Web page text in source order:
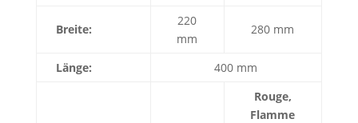
Breite:
220
mm
280 mm
Länge: 400 mm
Rouge,
Flamme